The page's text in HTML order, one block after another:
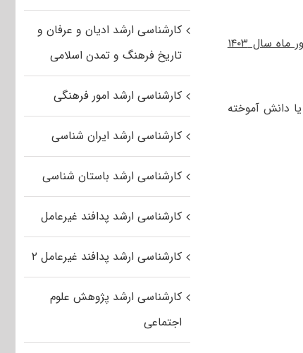
دانش آموخته
کارشناسی ارشد ادیان و عرفان و
تاریخ فرهنگ و تمدن اسلامی
کارشناسی ارشد امور فرهنگی
کارشناسی ارشد ایران شناسی
کارشناسی ارشد باستان شناسی
کارشناسی ارشد پدافند غیرعامل
کارشناسی ارشد پدافند غیرعامل ۲
کارشناسی ارشد پژوهش علوم
اجتماعی